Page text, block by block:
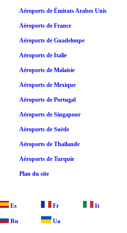
Aéroports de Émirats Arabes Unis
Aéroports de France
Aéroports de Guadeloupe
Aéroports de Italie
Aéroports de Malaisie
Aéroports de Mexique
Aéroports de Portugal
Aéroports de Singapour
Aéroports de Suède
Aéroports de Thaïlande
Aéroports de Turquie
Plan du site
Es Fr It
Ru Ua